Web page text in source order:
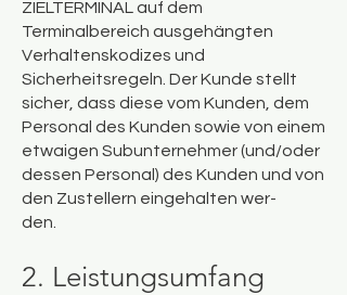
ZIELTERMINAL auf dem
Terminalbereich ausgehängten
Verhaltenskodizes und
Sicherheitsregeln. Der Kunde stellt
sicher, dass diese vom Kunden, dem
Personal des Kunden sowie von einem
etwaigen Subunternehmer (und/oder
dessen Personal) des Kunden und von
den Zustellern eingehalten wer-
den.
2. Leistungsumfang